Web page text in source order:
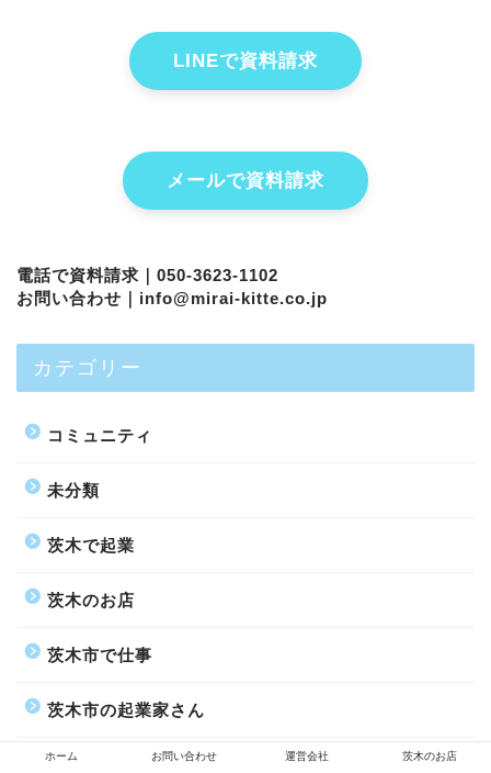
LINEで資料請求
メールで資料請求
電話で資料請求｜050-3623-1102
お問い合わせ｜ info@mirai-kitte.co.jp
カテゴリー
コミュニティ
未分類
茨木で起業
茨木のお店
茨木市で仕事
茨木市の起業家さん
阪急茨木商店街
ホーム お問い合わせ 運営会社 茨木のお店